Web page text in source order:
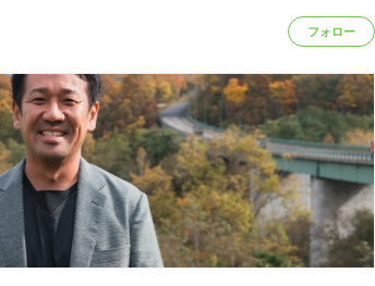
フォロー